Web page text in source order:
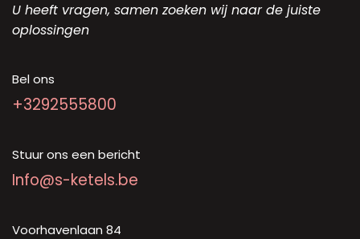
U heeft vragen, samen zoeken wij naar de juiste
oplossingen
Bel ons
+3292555800
Stuur ons een bericht
Info@s-ketels.be
Voorhavenlaan 84